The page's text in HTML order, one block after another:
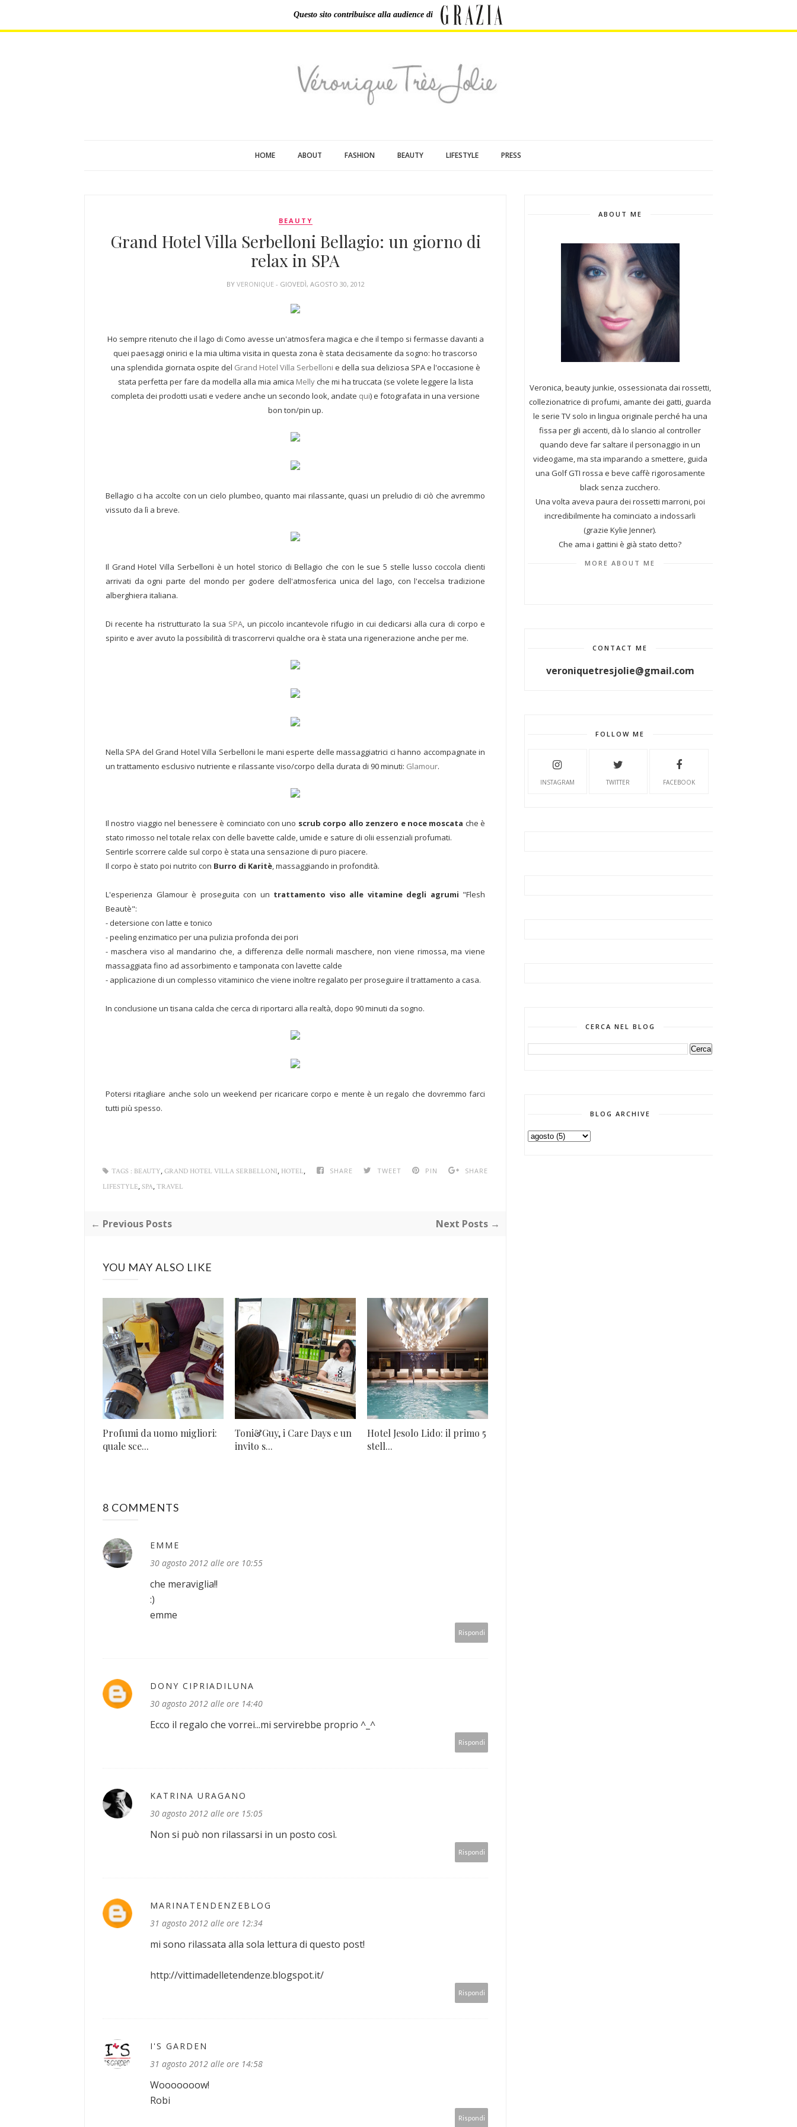
Questo sito contribuisce alla audience di
HOME ABOUT FASHION BEAUTY LIFESTYLE PRESS
BEAUTY
Grand Hotel Villa Serbelloni Bellagio: un giorno di
relax in SPA
BY VERONIQUE - GIOVEDÌ, AGOSTO 30, 2012
Ho sempre ritenuto che il lago di Como avesse un'atmosfera magica e che il tempo si fermasse davanti a
quei paesaggi onirici e la mia ultima visita in questa zona è stata decisamente da sogno: ho trascorso
una splendida giornata ospite del Grand Hotel Villa Serbelloni e della sua deliziosa SPA e l'occasione è
stata perfetta per fare da modella alla mia amica Mellyche mi ha truccata (se volete leggere la lista
completa dei prodotti usati e vedere anche un secondo look, andate qui) e fotografata in una versione
bon ton/pin up.
Bellagio ci ha accolte con un cielo plumbeo, quanto mai rilassante, quasi un preludio di ciò che avremmo
vissuto da lì a breve.
Il Grand Hotel Villa Serbelloni è un hotel storico di Bellagio che con le sue 5 stelle lusso coccola clienti
arrivati da ogni parte del mondo per godere dell'atmosferica unica del lago, con l'eccelsa tradizione
alberghiera italiana.
Di recente ha ristrutturato la sua SPA, un piccolo incantevole rifugio in cui dedicarsi alla cura di corpo e
spirito e aver avuto la possibilità di trascorrervi qualche ora è stata una rigenerazione anche per me.
Nella SPA del Grand Hotel Villa Serbelloni le mani esperte delle massaggiatrici ci hanno accompagnate in
un trattamento esclusivo nutriente e rilassante viso/corpo della durata di 90 minuti: Glamour.
Il nostro viaggio nel benessere è cominciato con uno scrub corpo allo zenzero e noce moscata che è
stato rimosso nel totale relax con delle bavette calde, umide e sature di olii essenziali profumati.
Sentirle scorrere calde sul corpo è stata una sensazione di puro piacere.
Il corpo è stato poi nutrito con Burro di Karitè, massaggiando in profondità.
L'esperienza Glamour è proseguita con un trattamento viso alle vitamine degli agrumi "Flesh
Beautè":
- detersione con latte e tonico
- peeling enzimatico per una pulizia profonda dei pori
- maschera viso al mandarino che, a differenza delle normali maschere, non viene rimossa, ma viene
massaggiata fino ad assorbimento e tamponata con lavette calde
- applicazione di un complesso vitaminico che viene inoltre regalato per proseguire il trattamento a casa.
In conclusione un tisana calda che cerca di riportarci alla realtà, dopo 90 minuti da sogno.
Potersi ritagliare anche solo un weekend per ricaricare corpo e mente è un regalo che dovremmo farci
tutti più spesso.
SHARE TWEET PIN SHARE
TAGS : BEAUTY, GRAND HOTEL VILLA SERBELLONI, HOTEL,
LIFESTYLE, SPA, TRAVEL
← Previous Posts Next Posts →
YOU MAY ALSO LIKE
Profumi da uomo migliori:
quale sce...
Toni&Guy, i Care Days e un
invito s...
Hotel Jesolo Lido: il primo 5
stell...
8 COMMENTS
EMME
30 agosto 2012 alle ore 10:55
che meraviglia!!
:)
emme
Rispondi
DONY CIPRIADILUNA
30 agosto 2012 alle ore 14:40
Ecco il regalo che vorrei...mi servirebbe proprio ^_^
Rispondi
KATRINA URAGANO
30 agosto 2012 alle ore 15:05
Non si può non rilassarsi in un posto così.
Rispondi
MARINATENDENZEBLOG
31 agosto 2012 alle ore 12:34
mi sono rilassata alla sola lettura di questo post!
http://vittimadelletendenze.blogspot.it/
Rispondi
I'S GARDEN
31 agosto 2012 alle ore 14:58
Wooooooow!
Robi
Rispondi
ABOUT ME
Veronica, beauty junkie, ossessionata dai rossetti,
collezionatrice di profumi, amante dei gatti, guarda
le serie TV solo in lingua originale perché ha una
fissa per gli accenti, dà lo slancio al controller
quando deve far saltare il personaggio in un
videogame, ma sta imparando a smettere, guida
una Golf GTI rossa e beve caffè rigorosamente
black senza zucchero.
Una volta aveva paura dei rossetti marroni, poi
incredibilmente ha cominciato a indossarli
(grazie Kylie Jenner).
Che ama i gattini è già stato detto?
MORE ABOUT ME
CONTACT ME
veroniquetresjolie@gmail.com
FOLLOW ME
INSTAGRAM TWITTER FACEBOOK
CERCA NEL BLOG
BLOG ARCHIVE